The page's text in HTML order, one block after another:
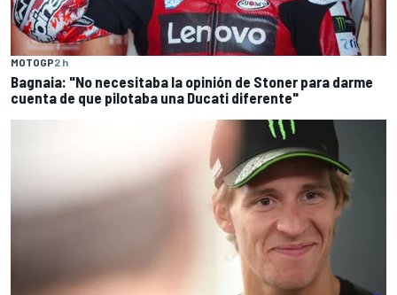
MOTOGP2 h
Bagnaia: "No necesitaba la opinión de Stoner para darme
cuenta de que pilotaba una Ducati diferente"